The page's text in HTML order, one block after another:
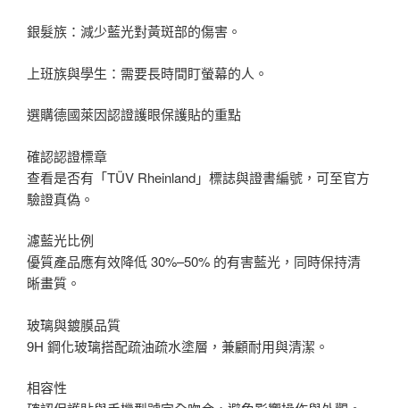
銀髮族：減少藍光對黃斑部的傷害。
上班族與學生：需要長時間盯螢幕的人。
選購德國萊因認證護眼保護貼的重點
確認認證標章
查看是否有「TÜV Rheinland」標誌與證書編號，可至官方
驗證真偽。
濾藍光比例
優質產品應有效降低 30%–50% 的有害藍光，同時保持清
晰畫質。
玻璃與鍍膜品質
9H 鋼化玻璃搭配疏油疏水塗層，兼顧耐用與清潔。
相容性